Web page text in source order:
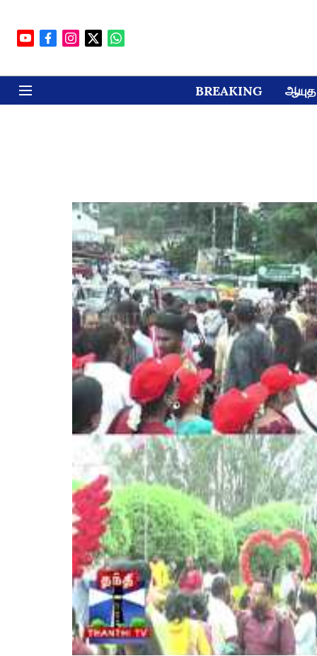
BREAKING ஆயுத